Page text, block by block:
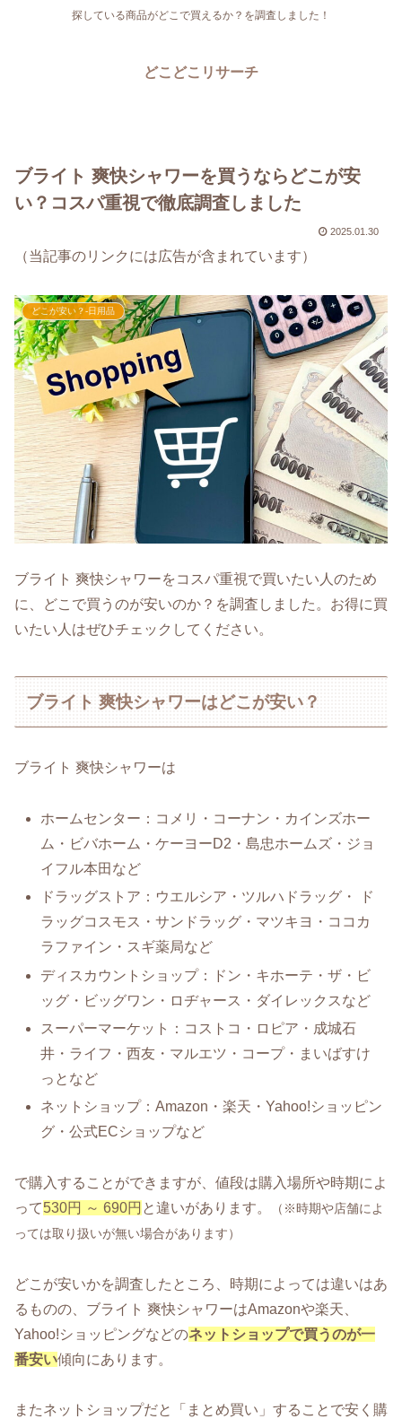
探している商品がどこで買えるか？を調査しました！
どこどこリサーチ
ブライト 爽快シャワーを買うならどこが安
い？コスパ重視で徹底調査しました
2025.01.30
（当記事のリンクには広告が含まれています）
どこが安い？-日用品
ブライト 爽快シャワーをコスパ重視で買いたい人のため
に、どこで買うのが安いのか？を調査しました。お得に買
いたい人はぜひチェックしてください。
ブライト 爽快シャワーはどこが安い？
ブライト 爽快シャワーは
ホームセンター：コメリ・コーナン・カインズホー
ム・ビバホーム・ケーヨーD2・島忠ホームズ・ジョ
イフル本田など
ドラッグストア：ウエルシア・ツルハドラッグ・ ド
ラッグコスモス・サンドラッグ・マツキヨ・ココカ
ラファイン・スギ薬局など
ディスカウントショップ：ドン・キホーテ・ザ・ビ
ッグ・ビッグワン・ロヂャース・ダイレックスなど
スーパーマーケット：コストコ・ロピア・成城石
井・ライフ・西友・マルエツ・コープ・まいばすけ
っとなど
ネットショップ：Amazon・楽天・Yahoo!ショッピン
グ・公式ECショップなど
で購入することができますが、値段は購入場所や時期によ
って530円 ～ 690円 と違いがあります。
（※時期や店舗によ
っては取り扱いが無い場合があります）
どこが安いかを調査したところ、時期によっては違いはあ
るものの、ブライト 爽快シャワーはAmazonや楽天、
Yahoo!ショッピングなどのネットショップで買うのが一
番安い傾向にあります。
またネットショップだと「まとめ買い」することで安く購